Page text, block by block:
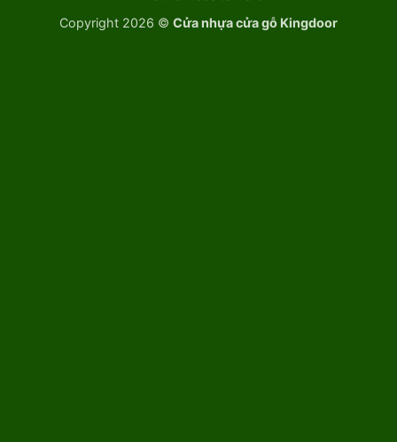
Copyright 2026 © Cửa nhựa cửa gỗ Kingdoor